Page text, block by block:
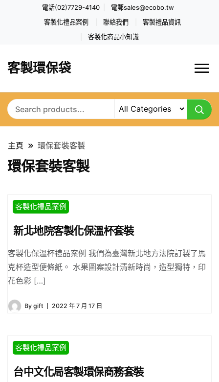
電話(02)7729-4140 電郵sales@ecobo.tw
客製化禮品案例 聯絡我們 客製禮品資訊
客製化商品小知識
客製環保袋
主頁 環保套裝客製
環保套裝客製
客製化禮品案例
新北地院客製化保溫杯套裝
客製化保溫杯禮品案例 我們為臺灣新北地方法院訂製了馬
克杯造型便條紙。 水果圖案設計清新時尚，造型獨特，印
花色彩 […]
By gift 2022 年 7 月 17 日
客製化禮品案例
台中文化局客製環保商務套裝